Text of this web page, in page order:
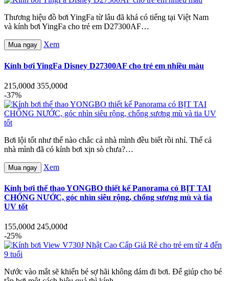
Thương hiệu đồ bơi YingFa từ lâu đã khá có tiếng tại Việt Nam
và kính bơi YingFa cho trẻ em D27300AF…
Mua ngay Xem
Kính bơi YingFa Disney D27300AF cho trẻ em nhiều màu
215,000đ 355,000đ
-37%
Bơi lội tốt như thế nào chắc cả nhà mình đều biết rồi nhỉ. Thế cả
nhà mình đã có kính bơi xịn sò chưa?…
Mua ngay Xem
Kính bơi thể thao YONGBO thiết kế Panorama có BỊT TAI
CHỐNG NƯỚC, góc nhìn siêu rộng, chống sương mù và tia
UV tốt
155,000đ 245,000đ
-25%
Nước vào mắt sẽ khiến bé sợ hãi không dám đi bơi. Để giúp cho bé